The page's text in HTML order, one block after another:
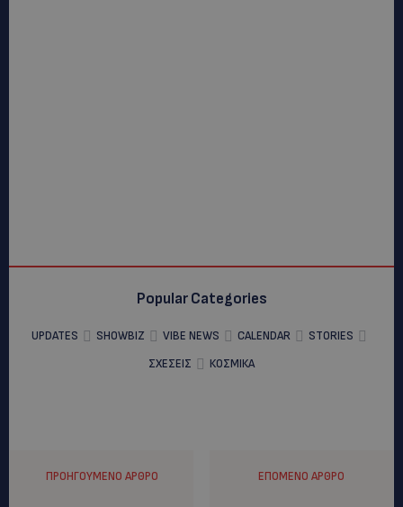
Popular Categories
UPDATES SHOWBIZ VIBE NEWS CALENDAR
STORIES
ΣΧΕΣΕΙΣ
ΚΟΣΜΙΚΑ
ΠΡΟΗΓΟΎΜΕΝΟ ΆΡΘΡΟ ΕΠΌΜΕΝΟ ΆΡΘΡΟ